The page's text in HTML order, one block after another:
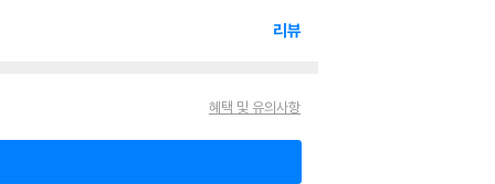
리뷰
혜택 및 유의사항